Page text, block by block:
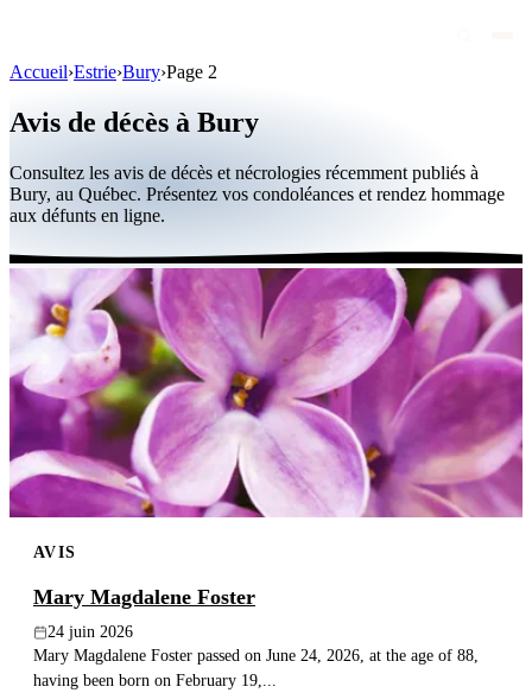
Personnalités publiques
Québec
Canada
International
Par région
Par ville
Maisons funéraires
Éternea
Blog
Recherche
Accueil›Estrie›Bury›Page 2
Avis de décès à Bury
Consultez les avis de décès et nécrologies récemment publiés à
Bury, au Québec. Présentez vos condoléances et rendez hommage
aux défunts en ligne.
AVIS
Mary Magdalene Foster
24 juin 2026
Mary Magdalene Foster passed on June 24, 2026, at the age of 88,
having been born on February 19,...